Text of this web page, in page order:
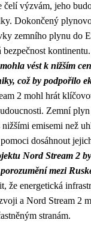
čelí výzvám, jeho
Dokončený
zemního plynu do
kontinentu.
vést k nižším
což by podpořilo
2 mohl hrát
Zemní
nižšími emisemi než
dosáhnout
Nord Stream 2
mezi
že energetická
a Nord Stream 2
stranám.